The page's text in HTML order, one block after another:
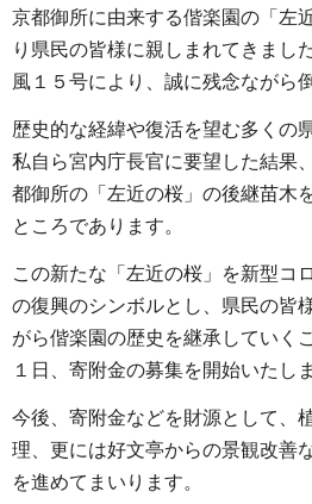
京都御所に由来する偕楽園の「左
り県民の皆様に親しまれてきまし
風１５号により、誠に残念ながら
歴史的な経緯や復活を望む多くの
私自ら宮内庁長官に要望した結果
都御所の「左近の桜」の後継苗木
ところであります。
この新たな「左近の桜」を新型コ
の復興のシンボルとし、県民の皆
がら偕楽園の歴史を継承していく
１日、寄附金の募集を開始いたし
今後、寄附金などを財源として、
理、更には好文亭からの景観改善
を進めてまいります。